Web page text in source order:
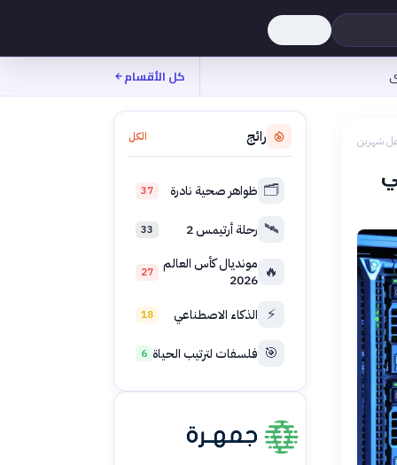
كل الأقسام
شهرين رائج الكل
🗂️ ظواهر صحية نادرة 37
🛰️ رحلة أرتيمس 2 33
🔥 مونديال كأس العالم
2026
27
⚡ الذكاء الاصطناعي 18
🎯 فلسفات لترتيب الحياة 6